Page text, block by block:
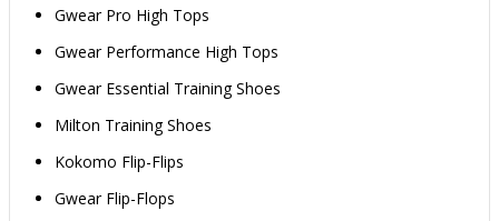
Gwear Pro High Tops
Gwear Performance High Tops
Gwear Essential Training Shoes
Milton Training Shoes
Kokomo Flip-Flips
Gwear Flip-Flops